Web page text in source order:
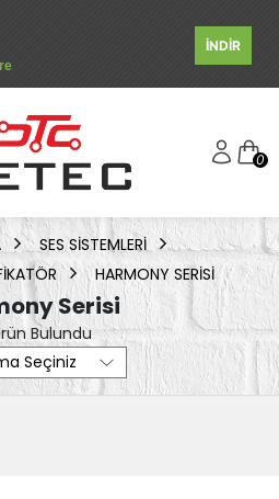
İNDİR
0
SES SISTEMLERI
HARMONY SERISI
Serisi
Bulundu